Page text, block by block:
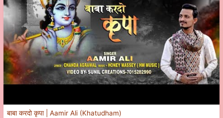
बाबा करदो कृपा | Aamir Ali (Khatudham)